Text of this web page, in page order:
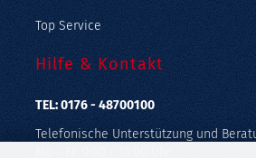
Top Service
Hilfe & Kontakt
TEL: 0176 - 48700100
Telefonische Unterstützung und